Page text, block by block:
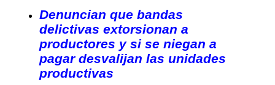
Denuncian que bandas
delictivas extorsionan a
productores y si se niegan a
pagar desvalijan las unidades
productivas